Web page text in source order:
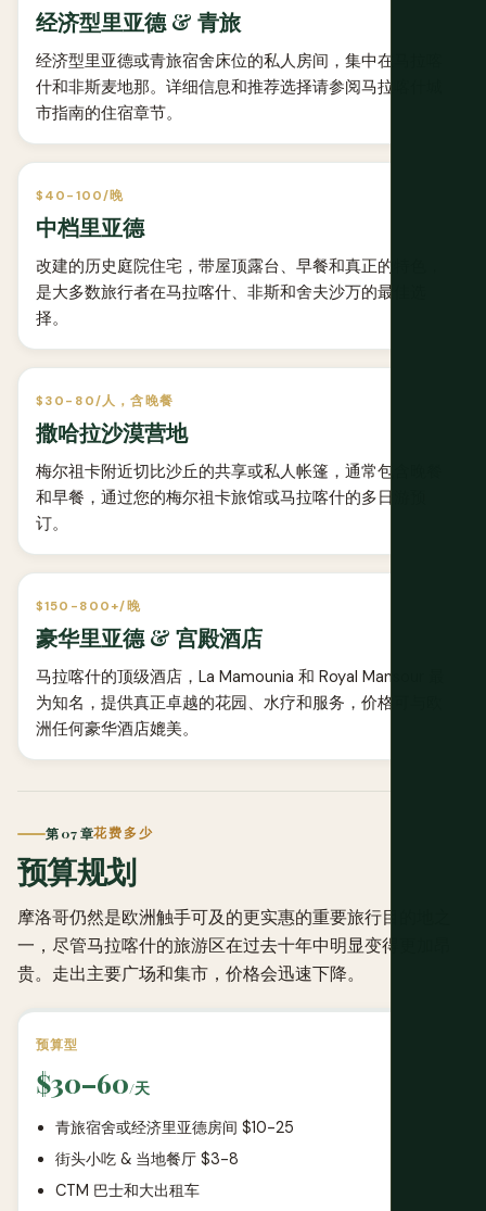
经济型里亚德 & 青旅
经济型里亚德或青旅宿舍床位的私人房间，集中在马拉喀
什和非斯麦地那。详细信息和推荐选择请参阅马拉喀什城
市指南的住宿章节。
$40-100/晚
中档里亚德
改建的历史庭院住宅，带屋顶露台、早餐和真正的特色，
是大多数旅行者在马拉喀什、非斯和舍夫沙万的最佳选
择。
$30-80/人，含晚餐
撒哈拉沙漠营地
梅尔祖卡附近切比沙丘的共享或私人帐篷，通常包含晚餐
和早餐，通过您的梅尔祖卡旅馆或马拉喀什的多日游预
订。
$150-800+/晚
豪华里亚德 & 宫殿酒店
马拉喀什的顶级酒店，La Mamounia 和 Royal Mansour 最
为知名，提供真正卓越的花园、水疗和服务，价格可与欧
洲任何豪华酒店媲美。
第 07 章花费多少
预算规划
摩洛哥仍然是欧洲触手可及的更实惠的重要旅行目的地之
一，尽管马拉喀什的旅游区在过去十年中明显变得更加昂
贵。走出主要广场和集市，价格会迅速下降。
预算型
$30–60/天
青旅宿舍或经济里亚德房间 $10-25
街头小吃 & 当地餐厅 $3-8
CTM 巴士和大出租车